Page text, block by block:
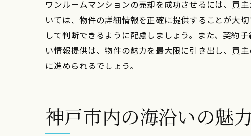
各都市
地域コ
不動産
土地政
エクス
ワンルームマンションの売却を成功させるには、買
いては、物件の詳細情報を正確に提供することが大
して判断できるように配慮しましょう。また、契約
い情報提供は、物件の魅力を最大限に引き出し、買
に進められるでしょう。
神戸市内の海沿いの魅